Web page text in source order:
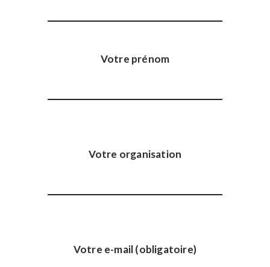
Votre prénom
Votre organisation
Votre e-mail (obligatoire)